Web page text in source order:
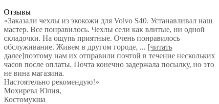
Отзывы
«Заказали чехлы из экокожи для Volvo S40. Устанавливал наш
мастер. Все понравилось. Чехлы сели как влитые, ни одной
складочки. На ощупь приятные. Очень понравилось
обслуживание. Живем в другом городе, ... [читать
далее]поэтому нам их отправили почтой в течение нескольких
часов после оплаты. Почта конечно задержала посылку, но это
не вина магазина.
Настоятельно рекомендую!»
Мохирева Юлия,
Костомукша